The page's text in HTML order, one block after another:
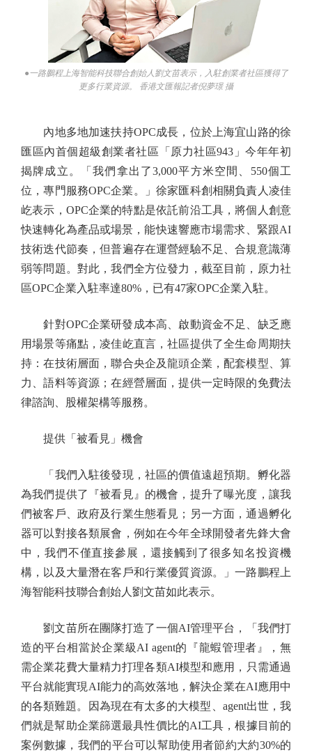
●一路鵬程上海智能科技聯合創始人劉文苗表示，入駐創業者社區獲得了
更多行業資源。 香港文匯報記者倪夢璟 攝
內地多地加速扶持OPC成長，位於上海宜山路的徐
匯區內首個超級創業者社區「原力社區943」今年年初
揭牌成立。「我們拿出了3,000平方米空間、550個工
位，專門服務OPC企業。」徐家匯科創相關負責人凌佳
屹表示，OPC企業的特點是依託前沿工具，將個人創意
快速轉化為產品或場景，能快速響應市場需求、緊跟AI
技術迭代節奏，但普遍存在運營經驗不足、合規意識薄
弱等問題。對此，我們全方位發力，截至目前，原力社
區OPC企業入駐率達80%，已有47家OPC企業入駐。
針對OPC企業研發成本高、啟動資金不足、缺乏應
用場景等痛點，凌佳屹直言，社區提供了全生命周期扶
持：在技術層面，聯合央企及龍頭企業，配套模型、算
力、語料等資源；在經營層面，提供一定時限的免費法
律諮詢、股權架構等服務。
提供「被看見」機會
「我們入駐後發現，社區的價值遠超預期。孵化器
為我們提供了『被看見』的機會，提升了曝光度，讓我
們被客戶、政府及行業生態看見；另一方面，通過孵化
器可以對接各類展會，例如在今年全球開發者先鋒大會
中，我們不僅直接參展，還接觸到了很多知名投資機
構，以及大量潛在客戶和行業優質資源。」一路鵬程上
海智能科技聯合創始人劉文苗如此表示。
劉文苗所在團隊打造了一個AI管理平台，「我們打
造的平台相當於企業級AI agent的『龍蝦管理者』，無
需企業花費大量精力打理各類AI模型和應用，只需通過
平台就能實現AI能力的高效落地，解決企業在AI應用中
的各類難題。因為現在有太多的大模型、agent出世，我
們就是幫助企業篩選最具性價比的AI工具，根據目前的
案例數據，我們的平台可以幫助使用者節約大約30%的